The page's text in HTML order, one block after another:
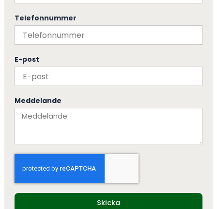
Telefonnummer
E-post
Meddelande
Skicka